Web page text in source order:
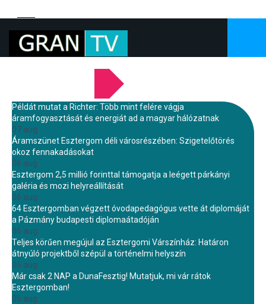
Példát mutat a Richter: Több mint felére vágja
áramfogyasztását és energiát ad a magyar hálózatnak
07 aug.
Áramszünet Esztergom déli városrészében: Szigetelőtörés
okoz fennakadásokat
06 aug.
Esztergom 2,5 millió forinttal támogatja a leégett párkányi
galéria és mozi helyreállítását
06 aug.
64 Esztergomban végzett óvodapedagógus vette át diplomáját
a Pázmány budapesti diplomaátadóján
06 aug.
Teljes körűen megújul az Esztergomi Várszínház: Határon
átnyúló projektből szépül a történelmi helyszín
06 aug.
Már csak 2 NAP a DunaFesztig! Mutatjuk, mi vár rátok
Esztergomban!
05 aug.